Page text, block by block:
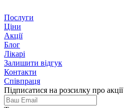
Послуги
Ціни
Акції
Блог
Лікарі
Залишити відгук
Контакти
Співпраця
Підписатися на розсилку про акції